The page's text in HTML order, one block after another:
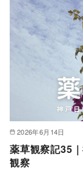
2026年6月14日
薬草観察記35
観察